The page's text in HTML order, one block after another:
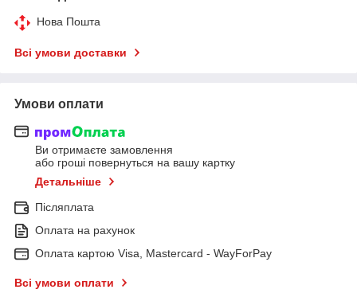
Нова Пошта
Всі умови доставки
Умови оплати
Ви отримаєте замовлення
або гроші повернуться на вашу картку
Детальніше
Післяплата
Оплата на рахунок
Оплата картою Visa, Mastercard - WayForPay
Всі умови оплати